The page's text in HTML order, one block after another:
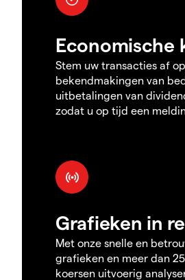
Economische
Stem uw transacties af
bekendmakingen van
uitbetalingen van
zodat u op tijd een
Grafieken in
Met onze snelle en
grafieken en meer dan
koersen uitvoerig